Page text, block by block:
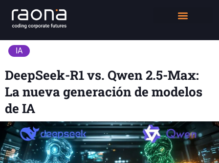
IA
DeepSeek-R1 vs. Qwen 2.5-Max:
La nueva generación de modelos
de IA